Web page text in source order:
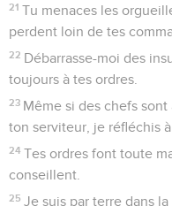
21 Tu menaces les
perdent loin de tes
22 Débarrasse-moi des
toujours à tes ordres.
23 Même si des chefs sont
ton serviteur, je réfléchis
24 Tes ordres font toute
conseillent.
25 Je suis par terre dans